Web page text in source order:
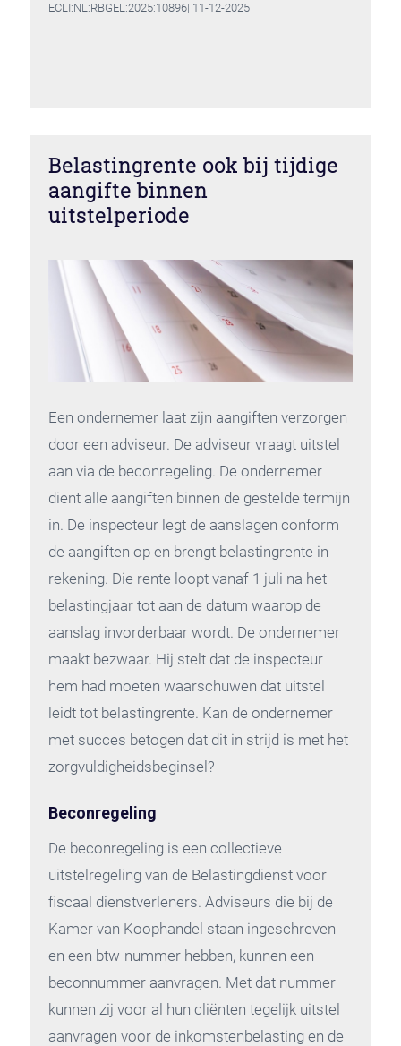
ECLI:NL:RBGEL:2025:10896| 11-12-2025
Belastingrente ook bij tijdige
aangifte binnen
uitstelperiode
Een ondernemer laat zijn aangiften verzorgen
door een adviseur. De adviseur vraagt uitstel
aan via de beconregeling. De ondernemer
dient alle aangiften binnen de gestelde termijn
in. De inspecteur legt de aanslagen conform
de aangiften op en brengt belastingrente in
rekening. Die rente loopt vanaf 1 juli na het
belastingjaar tot aan de datum waarop de
aanslag invorderbaar wordt. De ondernemer
maakt bezwaar. Hij stelt dat de inspecteur
hem had moeten waarschuwen dat uitstel
leidt tot belastingrente. Kan de ondernemer
met succes betogen dat dit in strijd is met het
zorgvuldigheidsbeginsel?
Beconregeling
De beconregeling is een collectieve
uitstelregeling van de Belastingdienst voor
fiscaal dienstverleners. Adviseurs die bij de
Kamer van Koophandel staan ingeschreven
en een btw-nummer hebben, kunnen een
beconnummer aanvragen. Met dat nummer
kunnen zij voor al hun cliënten tegelijk uitstel
aanvragen voor de inkomstenbelasting en de